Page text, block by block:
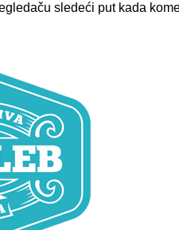
sledeći put kada